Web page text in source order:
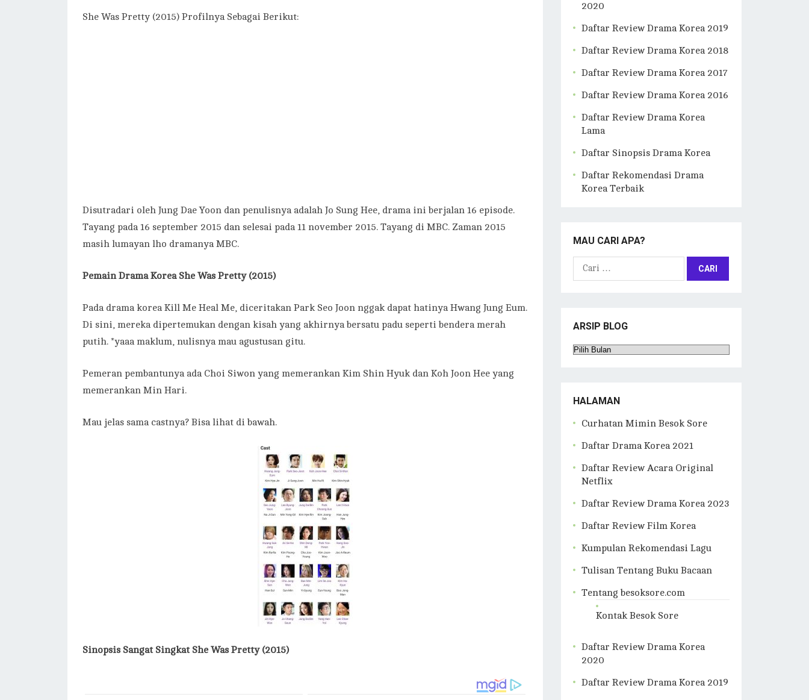
She Was Pretty (2015) Profilnya Sebagai Berikut:
Disutradari oleh Jung Dae Yoon dan penulisnya adalah Jo Sung Hee, drama ini berjalan 16 episode.
Tayang pada 16 september 2015 dan selesai pada 11 november 2015. Tayang di MBC. Zaman 2015
masih lumayan lho dramanya MBC.
Pemain Drama Korea She Was Pretty (2015)
Pada drama korea Kill Me Heal Me, diceritakan Park Seo Joon nggak dapat hatinya Hwang Jung Eum.
Di sini, mereka dipertemukan dengan kisah yang akhirnya bersatu padu seperti bendera merah
putih. *yaaa maklum, nulisnya mau agustusan gitu.
Pemeran pembantunya ada Choi Siwon yang memerankan Kim Shin Hyuk dan Koh Joon Hee yang
memerankan Min Hari.
Mau jelas sama castnya? Bisa lihat di bawah.
Sinopsis Sangat Singkat She Was Pretty (2015)
2020
Daftar Review Drama Korea 2019
Daftar Review Drama Korea 2018
Daftar Review Drama Korea 2017
Daftar Review Drama Korea 2016
Daftar Review Drama Korea
Lama
Daftar Sinopsis Drama Korea
Daftar Rekomendasi Drama
Korea Terbaik
MAU CARI APA?
Cari
ARSIP BLOG
Arsip
HALAMAN
Curhatan Mimin Besok Sore
Daftar Drama Korea 2021
Daftar Review Acara Original
Netflix
Daftar Review Drama Korea 2023
Daftar Review Film Korea
Kumpulan Rekomendasi Lagu
Tulisan Tentang Buku Bacaan
Tentang besoksore.com
Kontak Besok Sore
Daftar Review Drama Korea
2020
Daftar Review Drama Korea 2019